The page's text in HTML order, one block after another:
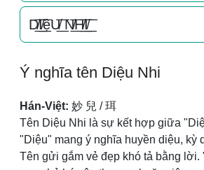
D̸͟͞I̸͟͞ệU̸͟͞ N̸͟͞H̸͟͞I̸͟͞
Ý nghĩa tên Diệu Nhi
Hán-Việt: 妙 兒 / 珥
Tên Diệu Nhi là sự kết hợp giữa
"Diệu" mang ý nghĩa huyền diệu, kỳ
Tên gửi gắm vẻ đẹp khó tả bằng